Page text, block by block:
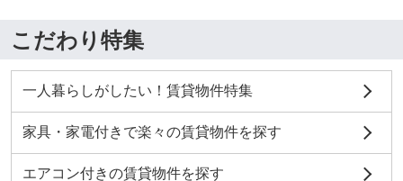
こだわり特集
一人暮らしがしたい！賃貸物件特集
家具・家電付きで楽々の賃貸物件を探す
エアコン付きの賃貸物件を探す